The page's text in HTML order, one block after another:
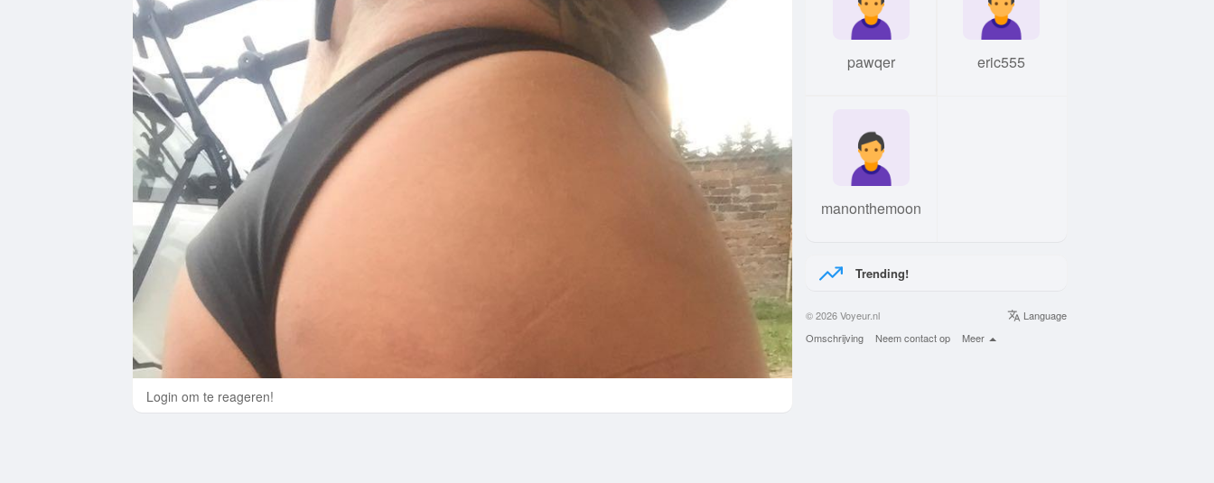
Login om te reageren!
pawqer eric555
manonthemoon
Trending!
Language
© 2026 Voyeur.nl
Omschrijving
Neem contact op Meer